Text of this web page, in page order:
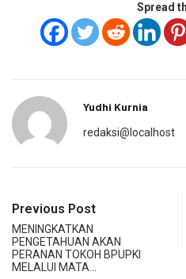
Spread
Yudhi Kurnia
redaksi@localhost
Previous Post
MENINGKATKAN
PENGETAHUAN AKAN
PERANAN TOKOH BPUPKI
MELALUI MATA…